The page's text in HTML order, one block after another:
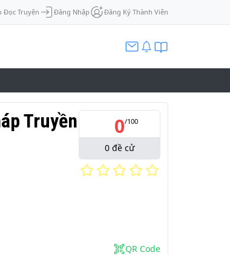
Đọc Truyện Đăng Nhập Đăng Ký Thành Viên
Truyền 0/100
0 đề cử
QR Code